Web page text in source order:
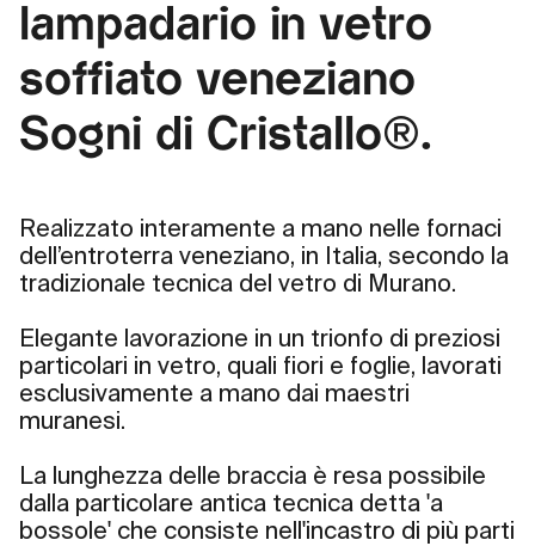
lampadario in vetro
soffiato veneziano
Sogni di Cristallo®.
Realizzato interamente a mano nelle fornaci
dell’entroterra veneziano, in Italia, secondo la
tradizionale tecnica del vetro di Murano.
Elegante lavorazione in un trionfo di preziosi
particolari in vetro, quali fiori e foglie, lavorati
esclusivamente a mano dai maestri
muranesi.
La lunghezza delle braccia è resa possibile
dalla particolare antica tecnica detta 'a
bossole' che consiste nell'incastro di più parti